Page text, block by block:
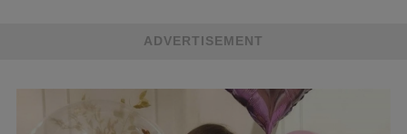
ADVERTISEMENT